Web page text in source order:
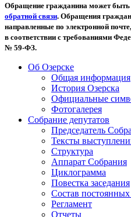
Обращение гражданина может быть
обратной связи. Обращения
направленные по электронной почте,
в соответствии с требованиями
№ 59-ФЗ.
Об Озерске
Общая информация
История Озерска
Официальные
Фотогалерея
Собрание депутатов
Председатель
Тексты
Структура
Аппарат Собрания
Циклограмма
Повестка заседания
Состав
Регламент
Отчеты